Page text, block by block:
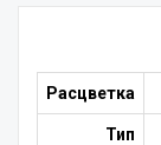
Расцветка
Тип